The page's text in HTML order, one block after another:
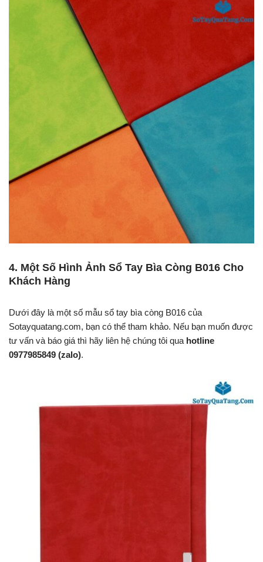
4. Một Số Hình Ảnh Sổ Tay Bìa Còng B016 Cho
Khách Hàng
Dưới đây là một số mẫu sổ tay bìa còng B016 của
Sotayquatang.com, bạn có thể tham khảo. Nếu bạn muốn được
tư vấn và báo giá thì hãy liên hệ chúng tôi qua hotline
0977985849 (zalo).